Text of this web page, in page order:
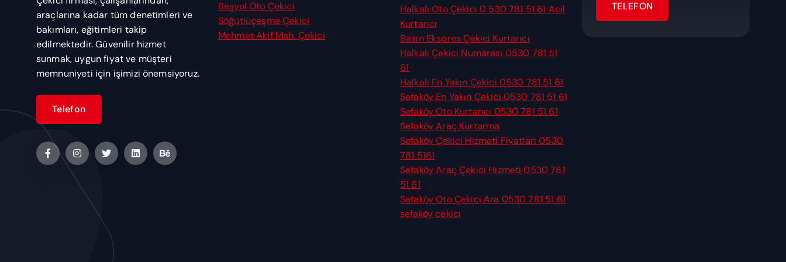
araçlarına kadar tüm denetimleri ve
bakımları, eğitimleri takip
edilmektedir. Güvenilir hizmet
sunmak, uygun fiyat ve müşteri
memnuniyeti için işimizi önemsiyoruz.
Beşyol Oto Çekici
Söğütlüçeşme Çekici
Mehmet Akif Mah. Çekici
a
:
Halkalı Oto Çekici 0 530 781 51 61 Acil
Kurtarıcı
Basın Ekspres Çekici Kurtarıcı
Halkalı Çekici Numarası 0530 781 51
61
Halkalı En Yakın Çekici 0530 781 51 61
Sefaköy En Yakın Çekici 0530 781 51 61
Sefaköy Oto Kurtarıcı 0530 781 51 61
Sefaköy Araç Kurtarma
Sefaköy Çekici Hizmeti Fiyatları 0530
781 5161
Sefaköy Araç Çekici Hizmeti 0530 781
51 61
Sefaköy Oto Çekici Ara 0530 781 51 61
sefaköy cekici